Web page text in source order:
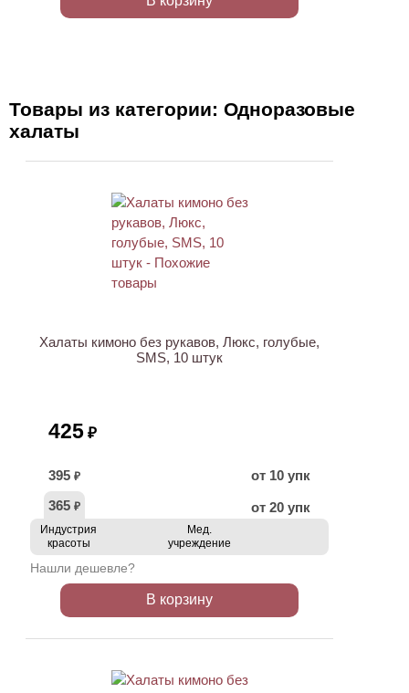
Товары из категории: Одноразовые
халаты
Халаты кимоно без рукавов, Люкс, голубые,
SMS, 10 штук
425 ₽
395 ₽
от 10 упк
365 ₽ от 20 упк
Индустрия
красоты
Мед.
учреждение
Нашли дешевле?
В корзину